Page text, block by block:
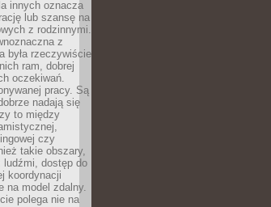
innych oznacza
lub szansę na
z rodzinnymi.
z
była rzeczywiście
ram, dobrej
oczekiwań.
pracy. Są
nadają się
to między
czy
takie obszary,
dostęp do
koordynacji
na model zdalny.
polega nie na